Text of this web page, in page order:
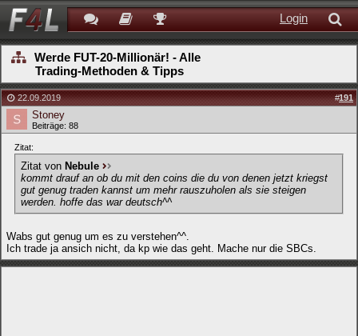
Login
Werde FUT-20-Millionär! - Alle
Trading-Methoden & Tipps
22.09.2019 #191
Stoney
Beiträge: 88
Zitat:
Zitat von Nebule
kommt drauf an ob du mit den coins die du von denen jetzt kriegst
gut genug traden kannst um mehr rauszuholen als sie steigen
werden. hoffe das war deutsch^^
Wabs gut genug um es zu verstehen^^.
Ich trade ja ansich nicht, da kp wie das geht. Mache nur die SBCs.